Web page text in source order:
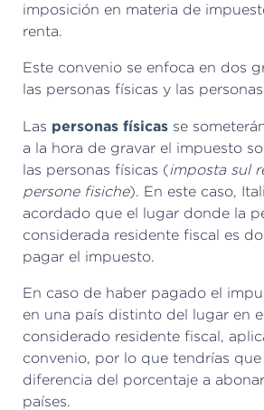
imposición en materia de
renta.
Este convenio se enfoca en dos
las personas físicas y las
Las personas físicas se
a la hora de gravar el impuesto
las personas físicas (imposta sul
persone fisiche). En este caso,
acordado que el lugar donde la
considerada residente fiscal es
pagar el impuesto.
En caso de haber pagado el
en una país distinto del lugar en
considerado residente fiscal,
convenio, por lo que tendrías que
diferencia del porcentaje a
países.